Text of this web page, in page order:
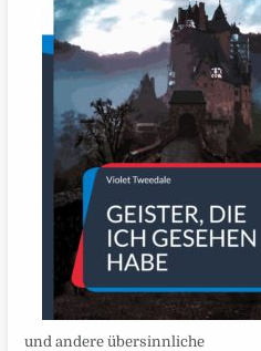
und andere übersinnliche